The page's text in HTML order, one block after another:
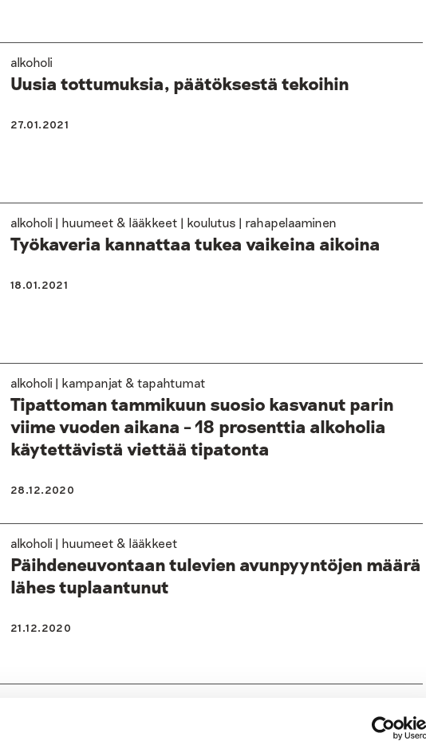
alkoholi
Uusia tottumuksia, päätöksestä tekoihin
27.01.2021
alkoholi | huumeet & lääkkeet | koulutus | rahapelaaminen
Työkaveria kannattaa tukea vaikeina aikoina
18.01.2021
alkoholi | kampanjat & tapahtumat
Tipattoman tammikuun suosio kasvanut parin
viime vuoden aikana – 18 prosenttia alkoholia
käytettävistä viettää tipatonta
28.12.2020
alkoholi | huumeet & lääkkeet
Päihdeneuvontaan tulevien avunpyyntöjen määrä
lähes tuplaantunut
21.12.2020